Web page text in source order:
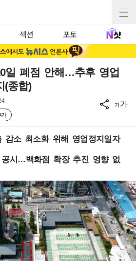
섹션 포토
일 폐점 안해…추후 영업
(종합)
가가
감소 최소화 위해 영업정지일자
시…백화점 확장 추진 영향 없